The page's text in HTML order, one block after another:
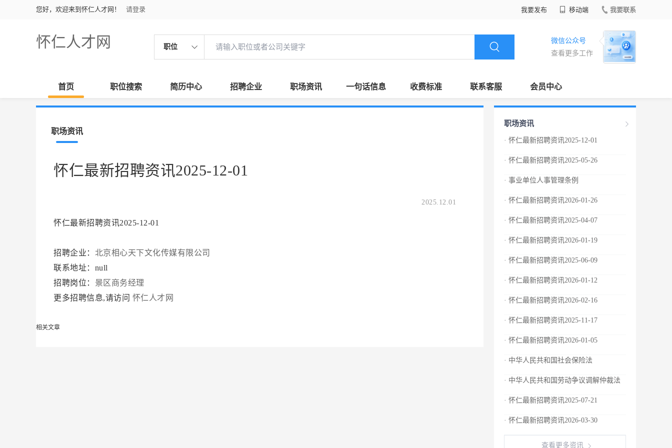
您好，欢迎来到怀仁人才网！ 请登录 我要发布 移动端 我要联系
怀仁人才网 职位
微信公众号
查看更多工作
首页 职位搜索 简历中心 招聘企业 职场资讯 一句话信息 收费标准 联系客服 会员中心
职场资讯
怀仁最新招聘资讯2025-12-01
2025.12.01
怀仁最新招聘资讯2025-12-01
招聘企业： 北京相心天下文化传媒有限公司
联系地址：null
招聘岗位： 景区商务经理
更多招聘信息,请访问 怀仁人才网
相关文章
职场资讯
· 怀仁最新招聘资讯2025-12-01
· 怀仁最新招聘资讯2025-05-26
· 事业单位人事管理条例
· 怀仁最新招聘资讯2026-01-26
· 怀仁最新招聘资讯2025-04-07
· 怀仁最新招聘资讯2026-01-19
· 怀仁最新招聘资讯2025-06-09
· 怀仁最新招聘资讯2026-01-12
· 怀仁最新招聘资讯2026-02-16
· 怀仁最新招聘资讯2025-11-17
· 怀仁最新招聘资讯2026-01-05
· 中华人民共和国社会保险法
· 中华人民共和国劳动争议调解仲裁法
· 怀仁最新招聘资讯2025-07-21
· 怀仁最新招聘资讯2026-03-30
查看更多资讯